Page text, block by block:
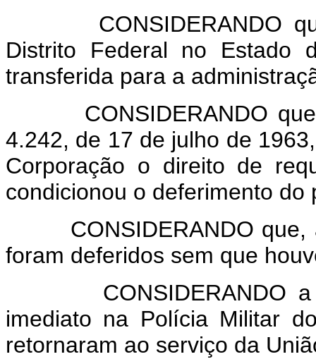
CONSIDERANDO que,
Distrito Federal no Estado
transferida para a
CONSIDERANDO que,
4.242, de 17 de julho de
Corporação o direito de
condicionou o deferimento
CONSIDERANDO que,
foram deferidos sem que
CONSIDERANDO a
imediato na Polícia Militar
retornaram ao serviço da